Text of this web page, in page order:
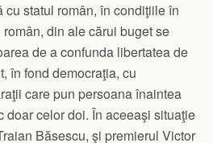
cu statul român, în condiţiile în
din ale cărui buget se
de a confunda libertatea de
în fond democraţia, cu
care pun persoana înaintea
doar celor doi. În aceeaşi situaţie
Băsescu, şi premierul Victor